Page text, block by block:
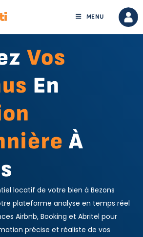
MENU
Vos
En
À
locatif de votre bien à Bezons
plateforme analyse en temps réel
Airbnb, Booking et Abritel pour
précise et réaliste de vos